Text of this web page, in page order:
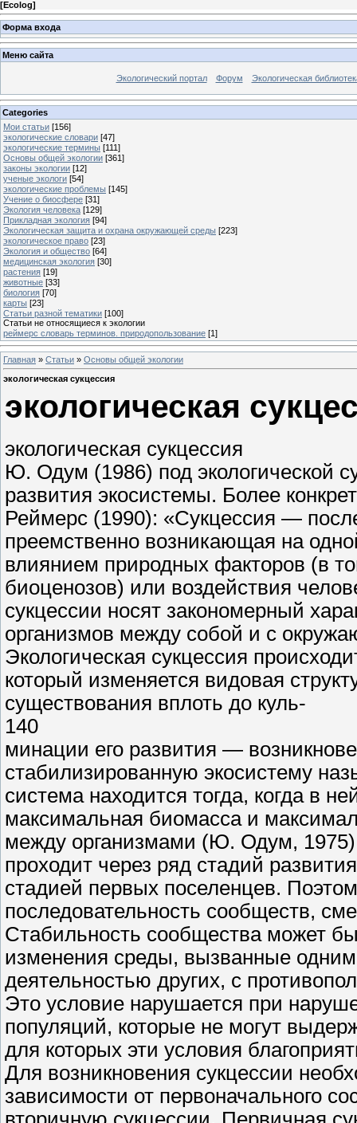
[Ecolog]
Форма входа
Меню сайта
Экологический портал Форум Экологическая
Categories
Мои статьи [156]
экологические словари [47]
экологические термины [111]
Основы общей экологии [361]
законы экологии [12]
ученые экологи [54]
экологические проблемы [145]
Учение о биосфере [31]
Экология человека [129]
Прикладная экология [94]
Экологическая защита и охрана окружающей среды [223]
экологическое право [23]
Экология и общество [64]
медицинская экология [30]
растения [19]
животные [33]
биология [70]
карты [23]
Статьи разной тематики [100]
Статьи не относящиеся к экологии
реймерс словарь терминов. природопользование [1]
Главная » Статьи » Основы общей экологии
экологическая сукцессия
экологическая
экологическая сукцессия
Ю. Одум (1986) под экологической
развития экосистемы. Более
Реймерс (1990): «Сукцессия —
преемственно возникающая на
влиянием природных факторов (в
биоценозов) или воздействия
сукцессии носят закономерный
организмов между собой и с
Экологическая сукцессия
который изменяется видовая
существования вплоть до куль-
140
минации его развития —
стабилизированную экосистему
система находится тогда, когда в
максимальная биомасса и
между организмами (Ю. Одум,
проходит через ряд стадий
стадией первых поселенцев.
последовательность сообществ,
Стабильность сообщества может
изменения среды, вызванные
деятельностью других, с
Это условие нарушается при
популяций, которые не могут
для которых эти условия
Для возникновения сукцессии
зависимости от первоначального